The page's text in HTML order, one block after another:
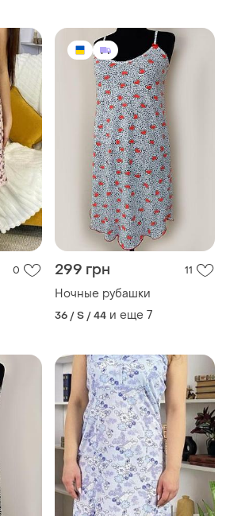
0 299 грн 11
Ночные рубашки
36 / S / 44 и еще 7